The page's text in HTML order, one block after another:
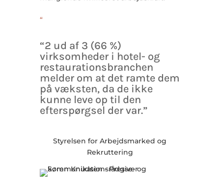
“
“2 ud af 3 (66 %)
virksomheder i hotel- og
restaurationsbranchen
melder om at det ramte dem
på væksten, da de ikke
kunne leve op til den
efterspørgsel der var.”
Styrelsen for Arbejdsmarked og
Rekruttering